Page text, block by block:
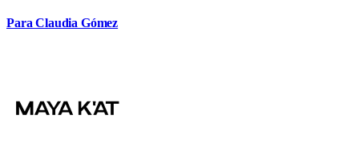
Para Claudia Gómez